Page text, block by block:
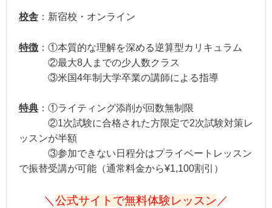
校舎 ：新宿校・オンライン
特徴 ：①本質的な理解を深める逆算型カリキュラム
②最大8人までの少人数クラス
③米国4年制大学卒業の講師による指導
特典 ：①ライティング添削が回数無制限
②1次試験に合格された方限定で2次試験対策レ
ッスンが半額
③参加できない日程分はプライベートレッスン
で振替受講が可能（通常料金から¥1,100割引）
＼ 公式サイトで無料体験レッスン ／